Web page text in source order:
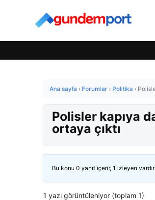
Ana sayfa › Forumlar › Politika ›
Polisler kapıya
ortaya çıktı
Bu konu 0 yanıt içerir, 1 izleyen
1 yazı görüntüleniyor (toplam 1)